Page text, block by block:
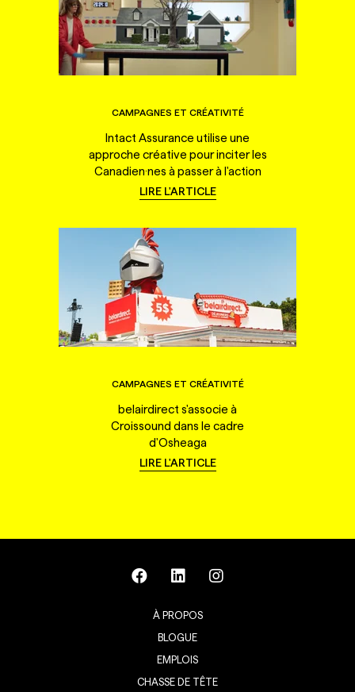
CAMPAGNES ET CRÉATIVITÉ
Intact Assurance utilise une
approche créative pour inciter les
Canadien·nes à passer à l'action
LIRE L'ARTICLE
CAMPAGNES ET CRÉATIVITÉ
belairdirect s'associe à
Croissound dans le cadre
d'Osheaga
LIRE L'ARTICLE
À PROPOS
BLOGUE
EMPLOIS
CHASSE DE TÊTE